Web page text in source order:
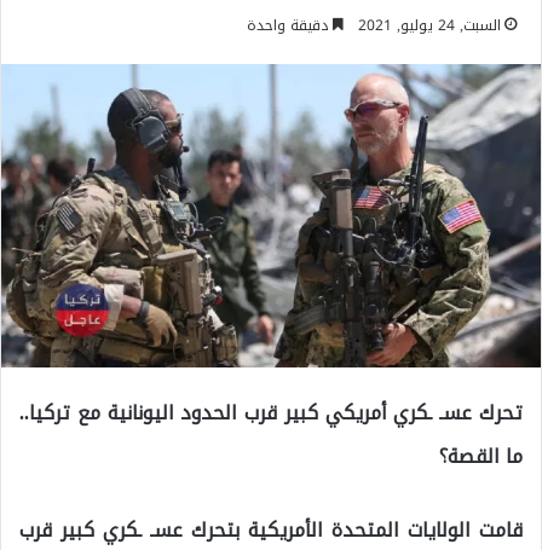
السبت, 24 يوليو, 2021 دقيقة واحدة
تحرك عسـ ـكري أمريكي كبير قرب الحدود اليونانية مع تركيا..
ما القصة؟
قامت الولايات المتحدة الأمريكية بتحرك عسـ ـكري كبير قرب